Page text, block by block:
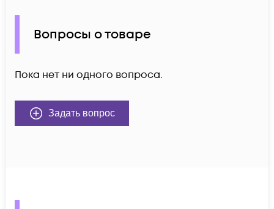
Вопросы о товаре
Пока нет ни одного вопроса.
Задать вопрос